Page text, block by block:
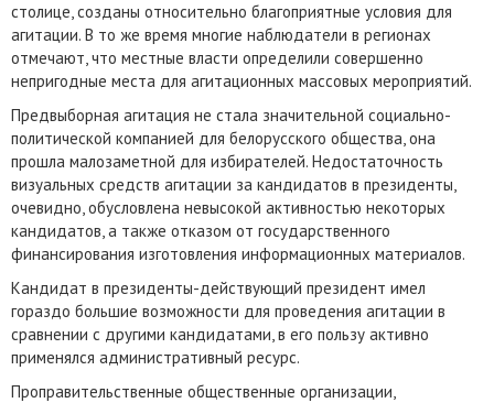
столице, созданы относительно благоприятные условия для
агитации. В то же время многие наблюдатели в регионах
отмечают, что местные власти определили совершенно
непригодные места для агитационных массовых мероприятий.
Предвыборная агитация не стала значительной социально-
политической компанией для белорусского общества, она
прошла малозаметной для избирателей. Недостаточность
визуальных средств агитации за кандидатов в президенты,
очевидно, обусловлена невысокой активностью некоторых
кандидатов, а также отказом от государственного
финансирования изготовления информационных материалов.
Кандидат в президенты-действующий президент имел
гораздо большие возможности для проведения агитации в
сравнении с другими кандидатами, в его пользу активно
применялся административный ресурс.
Проправительственные общественные организации,